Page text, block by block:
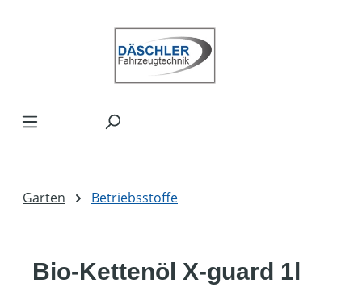
Garten Betriebsstoffe
Bio-Kettenöl X-guard 1l